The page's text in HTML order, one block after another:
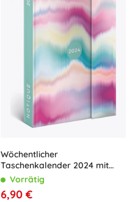
Wöchentlicher
Taschenkalender 2024 mit
Magnetverschluss, Batik, 11 ×
Vorrätig
6,90 €